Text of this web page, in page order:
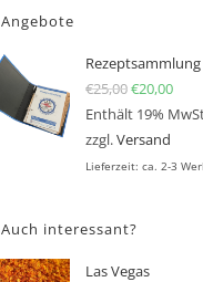
Angebote
Rezeptsammlung
€25,00€20,00
Enthält 19%
zzgl.Versand
Lieferzeit: ca. 2-3
Auch interessant?
Las Vegas